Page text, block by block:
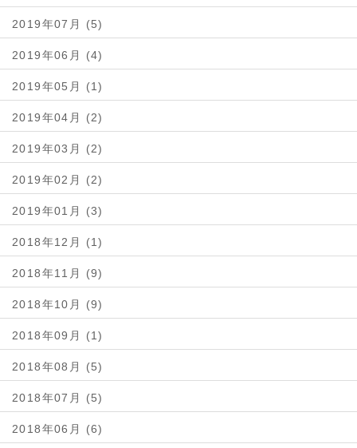
2019年07月 (5)
2019年06月 (4)
2019年05月 (1)
2019年04月 (2)
2019年03月 (2)
2019年02月 (2)
2019年01月 (3)
2018年12月 (1)
2018年11月 (9)
2018年10月 (9)
2018年09月 (1)
2018年08月 (5)
2018年07月 (5)
2018年06月 (6)